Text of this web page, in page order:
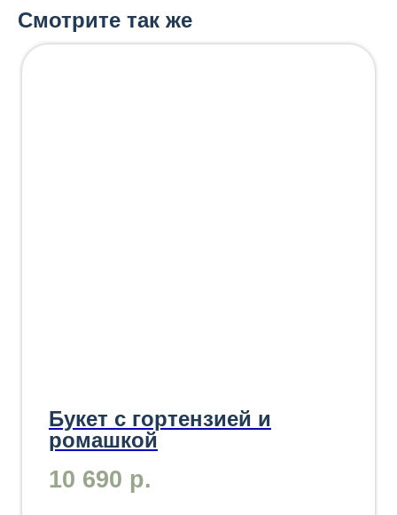
Смотрите так же
Букет с гортензией и
ромашкой
10 690 р.